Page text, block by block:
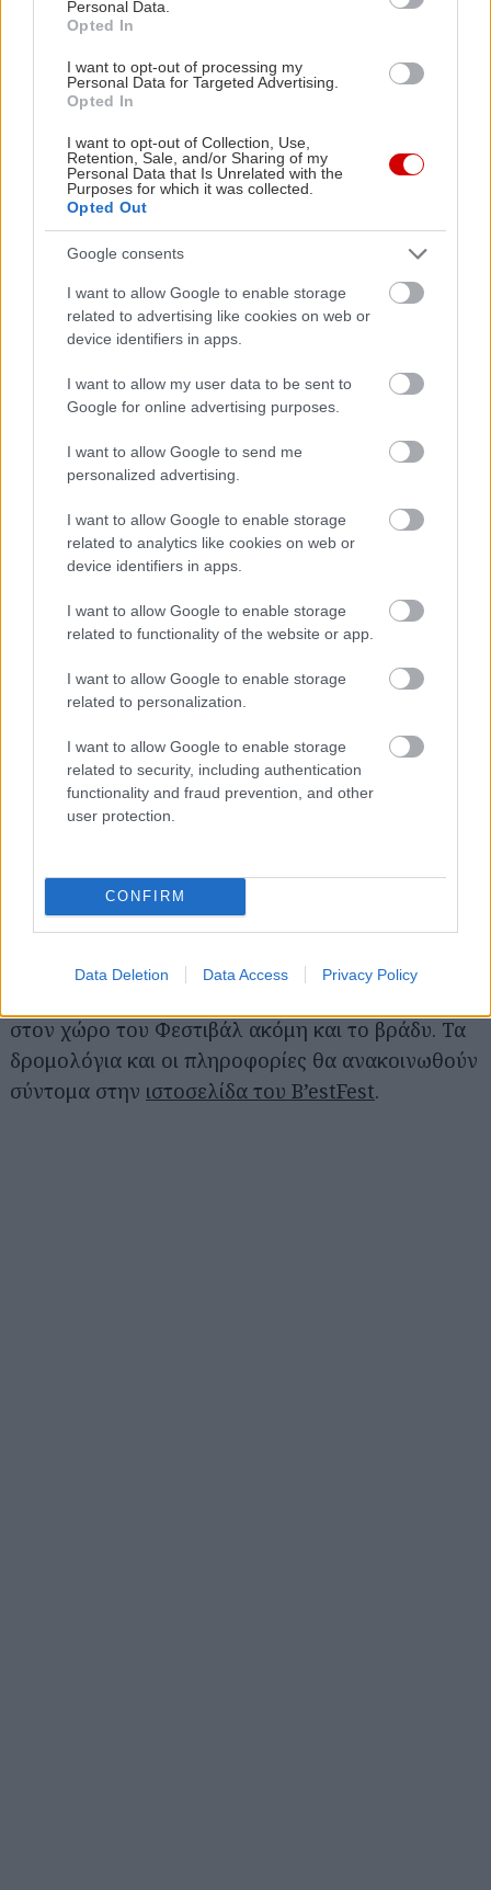
Personal Data.
Opted In
I want to opt-out of processing my
Personal Data for Targeted Advertising.
Opted In
I want to opt-out of Collection, Use,
Retention, Sale, and/or Sharing of my
Personal Data that Is Unrelated with the
Purposes for which it was collected.
Opted Out
Google consents
I want to allow Google to enable storage
related to advertising like cookies on web or
device identifiers in apps.
I want to allow my user data to be sent to
Google for online advertising purposes.
I want to allow Google to send me
personalized advertising.
I want to allow Google to enable storage
related to analytics like cookies on web or
device identifiers in apps.
I want to allow Google to enable storage
related to functionality of the website or app.
I want to allow Google to enable storage
related to personalization.
I want to allow Google to enable storage
related to security, including authentication
functionality and fraud prevention, and other
user protection.
CONFIRM
Data Deletion Data Access Privacy Policy
ακριβή σημεία επιβίβασης
B’estfest, Ρουμανία
Low budget αλλά
καθόλου αδιάφορο, το
ρουμανικό φεστιβάλ
μετά από έναν χρόνο
απουσίας επιστρέφει
ανανεωμένο με νέα
εικόνα και σε νέα
τοποθεσία. Τις τρεις πρώτες ημέρες του Ιουλίου,
το B’estfest θα ταρακουνήσει την περιοχή Pipera-
Tunari λίγο έξω από το Βουκουρέστι.
Τα μεγάλα ονόματα: Skunk Anansie, Pendulum
(live), Flogging Molly, Asian Dub Foundation,
House of Pain, Hadouken! και ο Mika.
: Το τριήμερο pass στοιχίζει
μόλις 63 ευρώ, ενώ για όσους έρχονται από το
εξωτερικό, «τρέχει» προσφορά που σας χαρίζει με
κάθε αγορά ένα επιπλέον εισιτήριο. Επιπλέον, οι
ομάδες φοιτητών (άνω των 10) που θα κλείσουν
Για να κλείσετε στο ίδιο πακέτο τριήμερη διαμονή
για τουαλέτες, ντουζιέρες, ζεστό νερό,
καταστήματα για τρόφιμα κλπ), θα χρειαστεί να
πληρώσετε επιπλέον 3,50 ευρώ. Αγοράστε τα
Πώς θα πάτε: Με την Tarom ή την Olympic Air
μέχρι το Βουκουρέστι (ενδεικτική τιμή 241 ευρώ
μετ’ επιστροφής για την περίοδο του Φεστιβάλ).
Από το Βουκουρέστι, θα υπάρξουν ειδικά
στον χώρο του Φεστιβάλ ακόμη και το βράδυ. Τα
δρομολόγια και οι πληροφορίες θα ανακοινωθούν
σύντομα στην ιστοσελίδα του B’estFest.